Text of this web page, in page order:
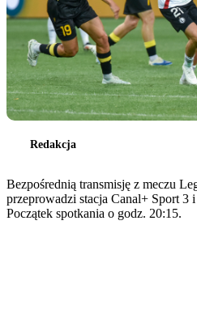
Redakcja
Bezpośrednią transmisję z meczu
przeprowadzi stacja Canal+ Sport
Początek spotkania o godz. 20:15.